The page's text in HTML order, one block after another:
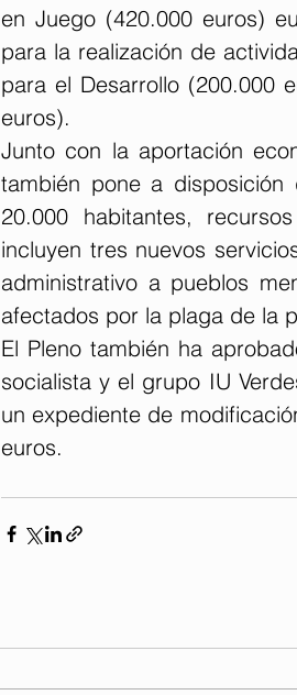
en Juego (420.000 euros)
para la realización de
para el Desarrollo (200.000
euros).
Junto con la aportación
también pone a
20.000 habitantes,
incluyen tres nuevos
administrativo a pueblos
afectados por la plaga de la
El Pleno también ha
socialista y el grupo IU
un expediente de
euros.